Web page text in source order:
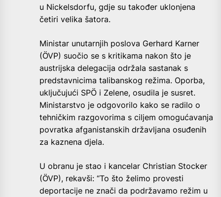
u Nickelsdorfu, gdje su također uklonjena
četiri velika šatora.
Ministar unutarnjih poslova Gerhard Karner
(ÖVP) suočio se s kritikama nakon što je
austrijska delegacija održala sastanak s
predstavnicima talibanskog režima. Oporba,
uključujući SPÖ i Zelene, osudila je susret.
Ministarstvo je odgovorilo kako se radilo o
tehničkim razgovorima s ciljem omogućavanja
povratka afganistanskih državljana osuđenih
za kaznena djela.
U obranu je stao i kancelar Christian Stocker
(ÖVP), rekavši: “To što želimo provesti
deportacije ne znači da podržavamo režim u